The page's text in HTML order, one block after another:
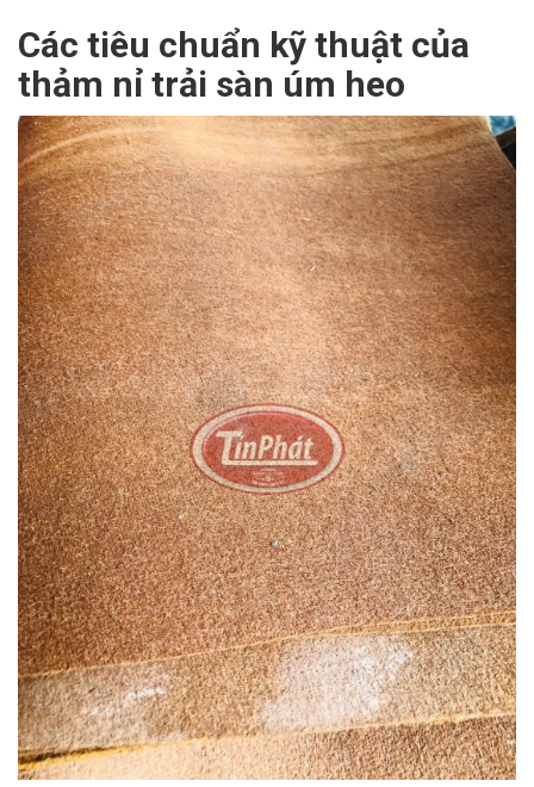
Các tiêu chuẩn kỹ thuật của
thảm nỉ trải sàn úm heo